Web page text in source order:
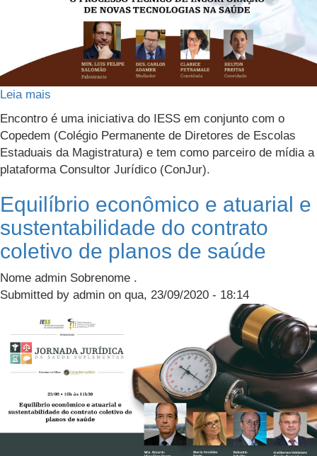
Leia mais
O
processo
técnico
de
de
novas
tecnologias
na
Encontro é uma iniciativa do IESS em conjunto com o
Copedem (Colégio Permanente de Diretores de Escolas
Estaduais da Magistratura) e tem como parceiro de mídia a
plataforma Consultor Jurídico (ConJur).
Equilíbrio econômico e atuarial e
sustentabilidade do contrato
coletivo de planos de saúde
Nome admin Sobrenome .
Submitted by admin on qua, 23/09/2020 - 18:14